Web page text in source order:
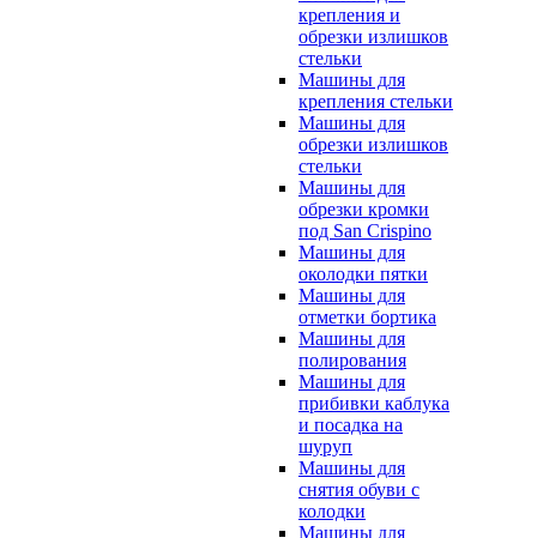
крепления и
обрезки излишков
стельки
Машины для
крепления стельки
Машины для
обрезки излишков
стельки
Машины для
обрезки кромки
под San Crispino
Машины для
околодки пятки
Машины для
отметки бортика
Машины для
полирования
Машины для
прибивки каблука
и посадка на
шуруп
Машины для
снятия обуви с
колодки
Машины для